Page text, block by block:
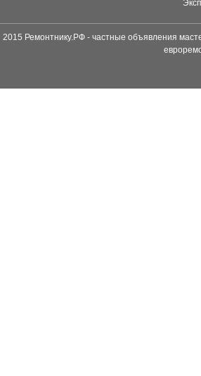
2015 Ремонтнику.РФ - частные объявления